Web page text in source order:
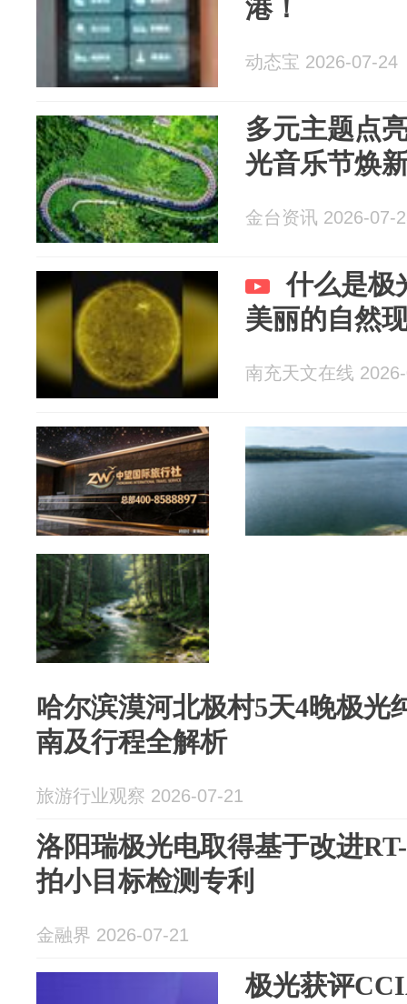
港！
动态宝 2026-07-24
多元主题点
光音乐节焕
金台资讯 2026-07-
什么是极
美丽的自然
南充天文在线
哈尔滨漠河北极村5天4晚极光
南及行程全解析
旅游行业观察 2026-07-21
洛阳瑞极光电取得基于改进
拍小目标检测专利
金融界 2026-07-21
极光获评